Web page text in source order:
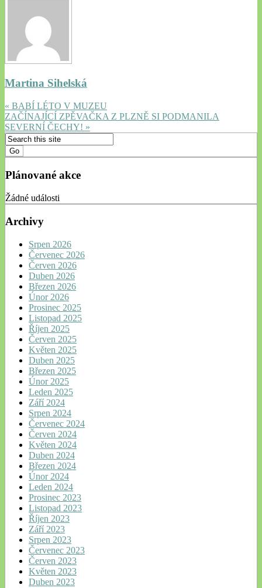
Martina Sihelská
« BABÍ LÉTO V MUZEU
ZAČÍNAJÍCÍ ZPĚVAČKA Z PLZNĚ SI PODMANILA
SEVERNÍ ČECHY! »
Plánované akce
Žádné události
Archivy
Srpen 2026
Červenec 2026
Červen 2026
Duben 2026
Březen 2026
Únor 2026
Prosinec 2025
Listopad 2025
Říjen 2025
Červen 2025
Květen 2025
Duben 2025
Březen 2025
Únor 2025
Leden 2025
Září 2024
Srpen 2024
Červenec 2024
Červen 2024
Květen 2024
Duben 2024
Březen 2024
Únor 2024
Leden 2024
Prosinec 2023
Listopad 2023
Říjen 2023
Září 2023
Srpen 2023
Červenec 2023
Červen 2023
Květen 2023
Duben 2023